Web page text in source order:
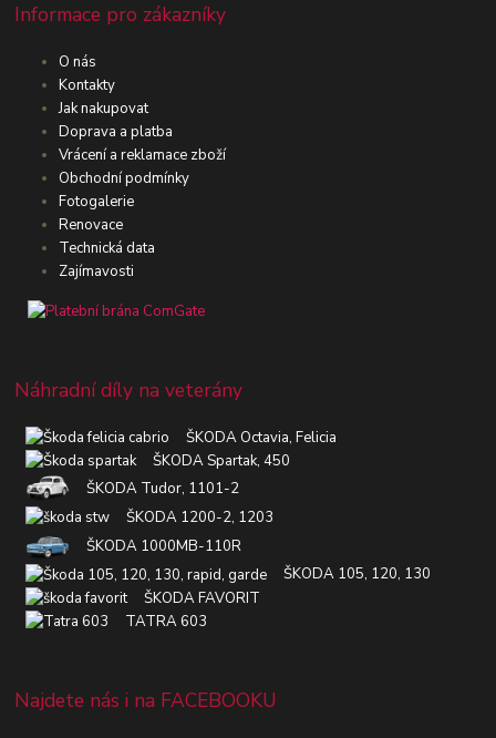
Informace pro zákazníky
O nás
Kontakty
Jak nakupovat
Doprava a platba
Vrácení a reklamace zboží
Obchodní podmínky
Fotogalerie
Renovace
Technická data
Zajímavosti
Náhradní díly na veterány
ŠKODA Octavia, Felicia
ŠKODA Spartak, 450
ŠKODA Tudor, 1101-2
ŠKODA 1200-2, 1203
ŠKODA 1000MB-110R
ŠKODA 105, 120, 130
ŠKODA FAVORIT
TATRA 603
Najdete nás i na FACEBOOKU